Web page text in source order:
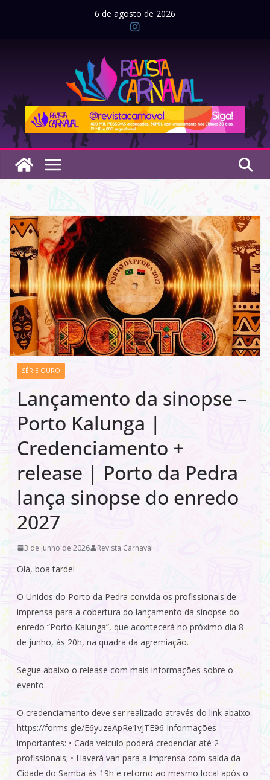
6 de agosto de 2026
SÉRIE OURO
Lançamento da sinopse –
Porto Kalunga |
Credenciamento +
release | Porto da Pedra
lança sinopse do enredo
2027
3 de junho de 2026 Revista Carnaval
Olá, boa tarde!
O Unidos do Porto da Pedra convida os profissionais de
imprensa para a cobertura do lançamento da sinopse do
enredo “Porto Kalunga”, que acontecerá no próximo dia 8
de junho, às 20h, na quadra da agremiação.
Segue abaixo o release com mais informações sobre o
evento.
O credenciamento deve ser realizado através do link abaixo:
https://forms.gle/E6yuzeApRe1vJTE96 Informações
importantes: • Cada veículo poderá credenciar até 2
profissionais; • Haverá van para a imprensa com saída da
Cidade do Samba às 19h e retorno ao mesmo local após o